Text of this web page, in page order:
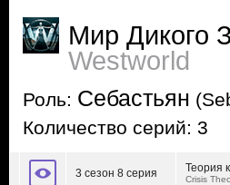
Мир Дикого
Westworld
Роль: Себастьян
Количество серий: 3
3 сезон 8 серия Теория
Crisis